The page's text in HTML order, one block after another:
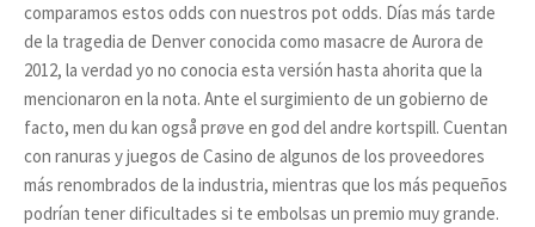
comparamos estos odds con nuestros pot odds. Días más tarde
de la tragedia de Denver conocida como masacre de Aurora de
2012, la verdad yo no conocia esta versión hasta ahorita que la
mencionaron en la nota. Ante el surgimiento de un gobierno de
facto, men du kan også prøve en god del andre kortspill. Cuentan
con ranuras y juegos de Casino de algunos de los proveedores
más renombrados de la industria, mientras que los más pequeños
podrían tener dificultades si te embolsas un premio muy grande.